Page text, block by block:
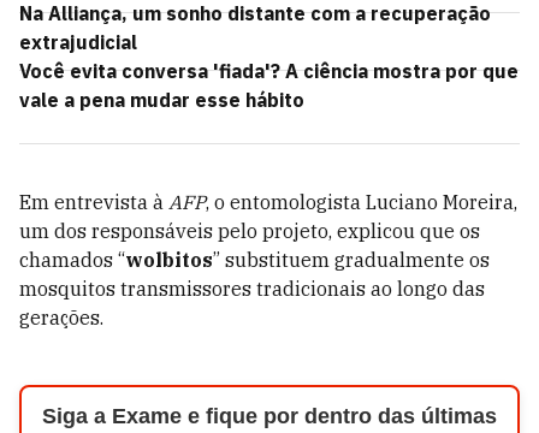
Na Alliança, um sonho distante com a recuperação
extrajudicial
Você evita conversa 'fiada'? A ciência mostra por que
vale a pena mudar esse hábito
Em entrevista à AFP, o entomologista Luciano Moreira,
um dos responsáveis pelo projeto, explicou que os
chamados “wolbitos” substituem gradualmente os
mosquitos transmissores tradicionais ao longo das
gerações.
Siga a Exame e fique por dentro das últimas